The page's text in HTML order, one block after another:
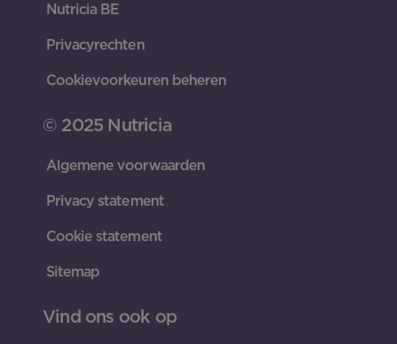
Nutricia BE
Privacyrechten
Cookievoorkeuren beheren
© 2025 Nutricia
Algemene voorwaarden
Privacy statement
Cookie statement
Sitemap
Vind ons ook op